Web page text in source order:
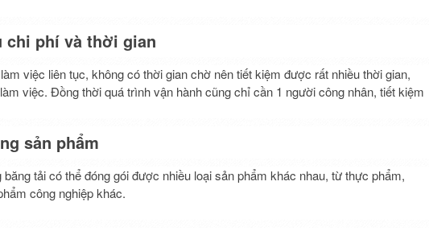
chi phí và thời gian
việc liên tục, không có thời gian chờ nên tiết kiệm được rất nhiều thời gian,
việc. Đồng thời quá trình vận hành cũng chỉ cần 1 người công nhân, tiết kiệm
sản phẩm
tải có thể đóng gói được nhiều loại sản phẩm khác nhau, từ thực phẩm,
công nghiệp khác.